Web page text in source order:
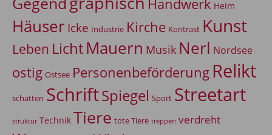
Handwerk Heim
Häuser Icke Industrie Kirche Kontrast Kunst
Leben LichtMauern Musik Nerl Nordsee
ostig Ostsee Personenbeförderung Relikt
schatten SchriftSpiegel Sport Streetart
struktur Technik Tiere tote Tiere treppen verdreht